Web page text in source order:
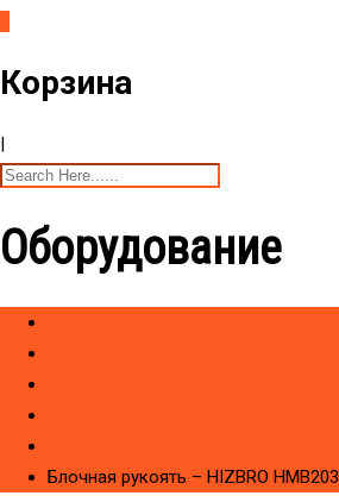
Корзина
Оборудование
Блочная рукоять – HIZBRO HMB203